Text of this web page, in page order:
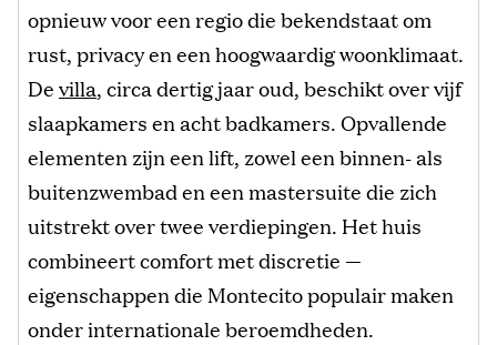
opnieuw voor een regio die bekendstaat om
rust, privacy en een hoogwaardig woonklimaat.
Devilla, circa dertig jaar oud, beschikt over vijf
slaapkamers en acht badkamers. Opvallende
elementen zijn een lift, zowel een binnen- als
buitenzwembad en een mastersuite die zich
uitstrekt over twee verdiepingen. Het huis
combineert comfort met discretie —
eigenschappen die Montecito populair maken
onder internationale beroemdheden.